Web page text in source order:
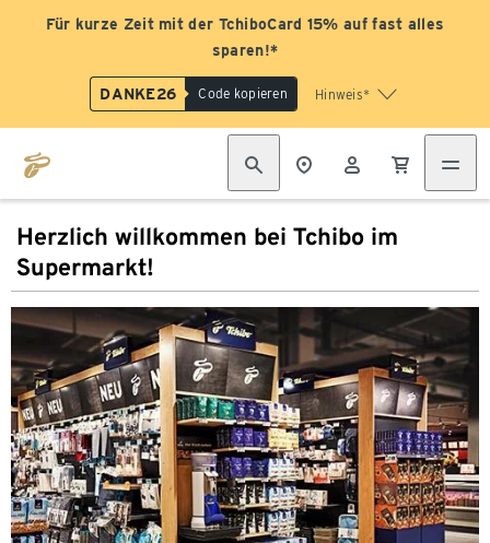
Für kurze Zeit mit der TchiboCard 15% auf fast alles
sparen!*
DANKE26 Code kopieren Hinweis*
Herzlich willkommen bei Tchibo im
Supermarkt!